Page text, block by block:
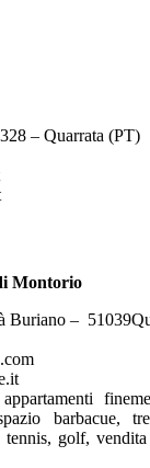
– Quarrata (PT)
Montorio
Buriano –
barbacue,
tennis, golf,